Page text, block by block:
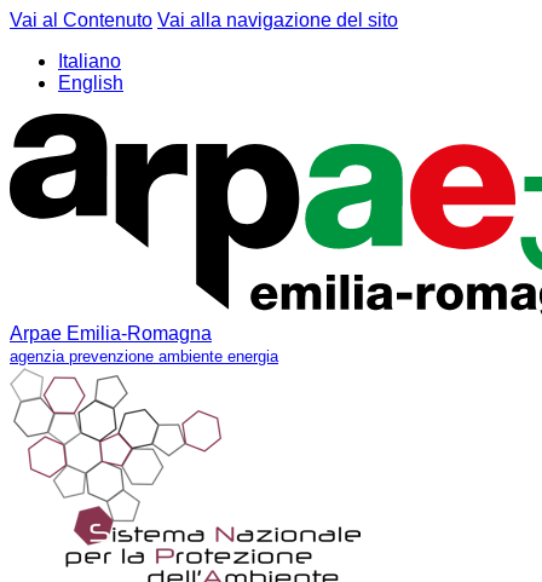
Vai al Contenuto Vai alla navigazione del sito
Italiano
English
Arpae Emilia-Romagna
agenzia prevenzione ambiente energia